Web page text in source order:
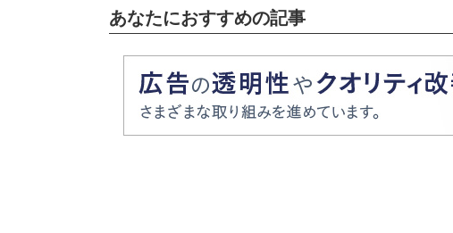
あなたにおすすめの記事